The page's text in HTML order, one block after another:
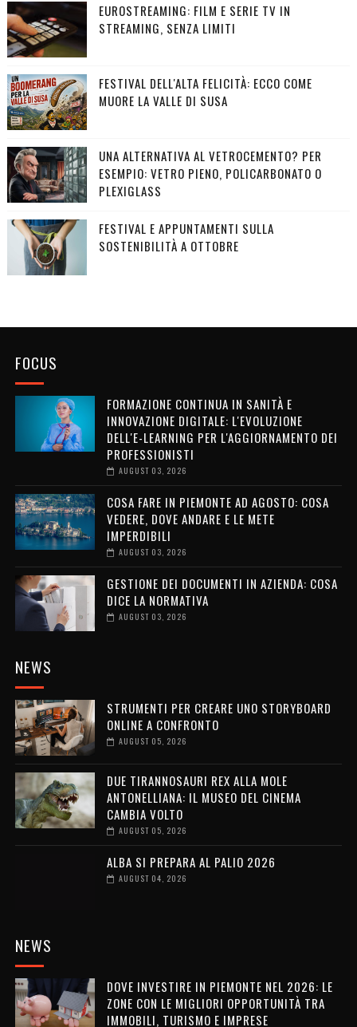
EUROSTREAMING: FILM E SERIE TV IN
STREAMING, SENZA LIMITI
FESTIVAL DELL'ALTA FELICITÀ: ECCO COME
MUORE LA VALLE DI SUSA
UNA ALTERNATIVA AL VETROCEMENTO? PER
ESEMPIO: VETRO PIENO, POLICARBONATO O
PLEXIGLASS
FESTIVAL E APPUNTAMENTI SULLA
SOSTENIBILITÀ A OTTOBRE
FOCUS
FORMAZIONE CONTINUA IN SANITÀ E
INNOVAZIONE DIGITALE: L'EVOLUZIONE
DELL'E-LEARNING PER L'AGGIORNAMENTO DEI
PROFESSIONISTI
AUGUST 03, 2026
COSA FARE IN PIEMONTE AD AGOSTO: COSA
VEDERE, DOVE ANDARE E LE METE
IMPERDIBILI
AUGUST 03, 2026
GESTIONE DEI DOCUMENTI IN AZIENDA: COSA
DICE LA NORMATIVA
AUGUST 03, 2026
NEWS
STRUMENTI PER CREARE UNO STORYBOARD
ONLINE A CONFRONTO
AUGUST 05, 2026
DUE TIRANNOSAURI REX ALLA MOLE
ANTONELLIANA: IL MUSEO DEL CINEMA
CAMBIA VOLTO
AUGUST 05, 2026
ALBA SI PREPARA AL PALIO 2026
AUGUST 04, 2026
NEWS
DOVE INVESTIRE IN PIEMONTE NEL 2026: LE
ZONE CON LE MIGLIORI OPPORTUNITÀ TRA
IMMOBILI, TURISMO E IMPRESE